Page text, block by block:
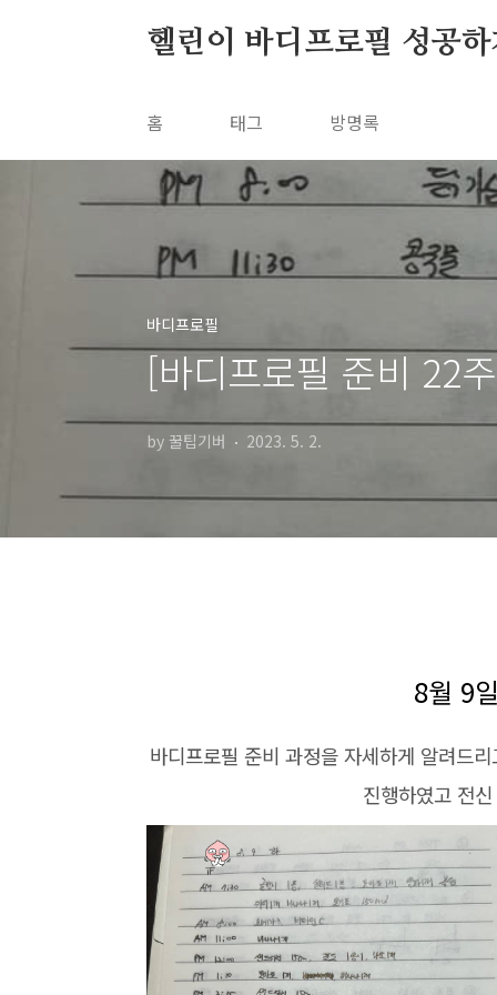
헬린이 바디프로필 성공하
홈 태그 방명록
바디프로필
[바디프로필 준비 22
by 꿀팁기버 2023. 5. 2.
8월 9
바디프로필 준비 과정을 자세하게 알려드
진행하였고 전